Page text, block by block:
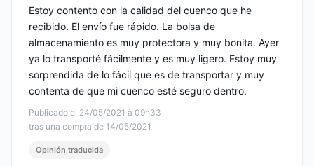
Publicado el 24/05/2021 à 09h33
tras una compra de 14/05/2021
Estoy contento con la calidad del cuenco que he
recibido. El envío fue rápido. La bolsa de
almacenamiento es muy protectora y muy bonita. Ayer
ya lo transporté fácilmente y es muy ligero. Estoy muy
sorprendida de lo fácil que es de transportar y muy
contenta de que mi cuenco esté seguro dentro.
Opinión traducida